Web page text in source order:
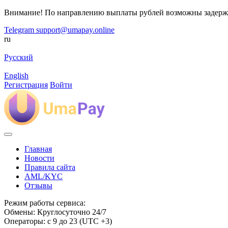
Внимание! По направлению выплаты рублей возможны
Telegram support@umapay.online
ru
Русский
English
Регистрация Войти
Главная
Новости
Правила сайта
AML/KYC
Отзывы
Режим работы сервиса:
Обмены: Круглосуточно 24/7
Операторы: с 9 до 23 (UTC +3)